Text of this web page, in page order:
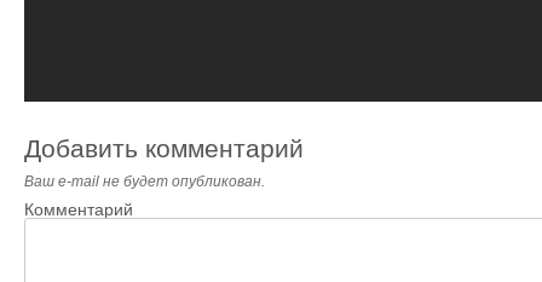
Добавить комментарий
Ваш e-mail не будет опубликован.
Комментарий